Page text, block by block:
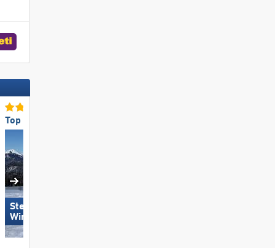
Top voor beginners
Steinplatte
Winklmoosalm